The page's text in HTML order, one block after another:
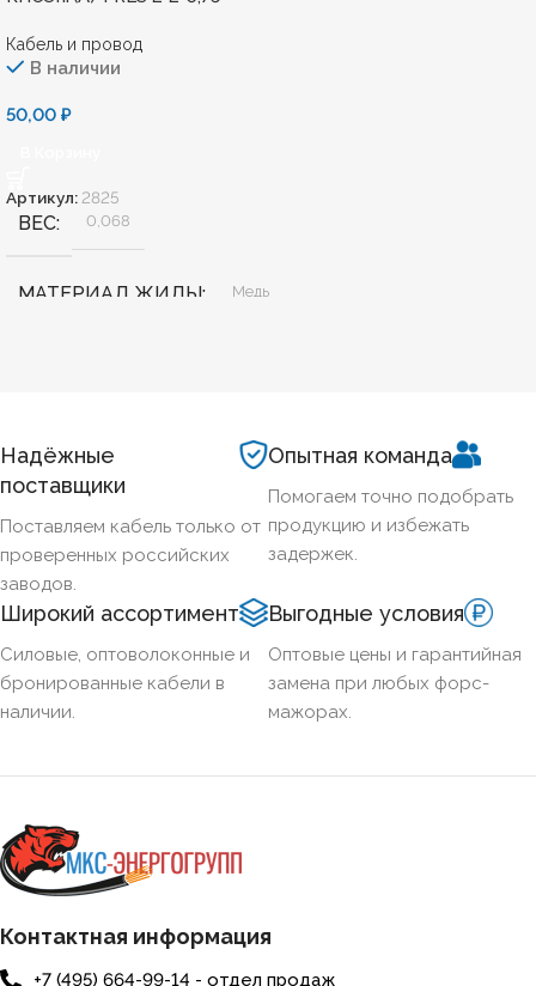
Кабель и провод
В наличии
50,00 ₽
Артикул: 2825
ВЕС 0,068
МАТЕРИАЛ ЖИЛЫ Медь
ОГНЕСТОЙКИЙ
НАЛИЧИЕ ЭКРАНА
БРОНИРОВАННЫЙ
Надёжные
поставщики
Поставляем кабель только от
проверенных российских
заводов.
Опытная команда
Помогаем точно подобрать
продукцию и избежать
задержек.
Широкий ассортимент
Силовые, оптоволоконные и
бронированные кабели в
наличии.
Выгодные условия
Оптовые цены и гарантийная
замена при любых форс-
мажорах.
Контактная информация
+7 (495) 664-99-14 - отдел продаж